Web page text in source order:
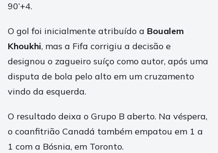
90’+4.
O gol foi inicialmente atribuído a Boualem
Khoukhi, mas a Fifa corrigiu a decisão e
designou o zagueiro suíço como autor, após uma
disputa de bola pelo alto em um cruzamento
vindo da esquerda.
O resultado deixa o Grupo B aberto. Na véspera,
o coanfitrião Canadá também empatou em 1 a
1 com a Bósnia, em Toronto.